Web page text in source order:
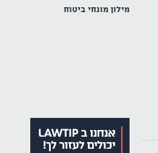
מילון מונחי ביטוח